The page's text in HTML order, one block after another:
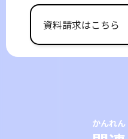
資料請求はこちら
かんれん